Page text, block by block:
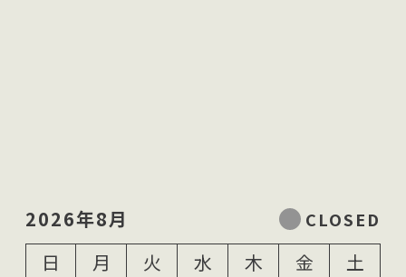
2026年8月
日
月 火 水 木 金
土